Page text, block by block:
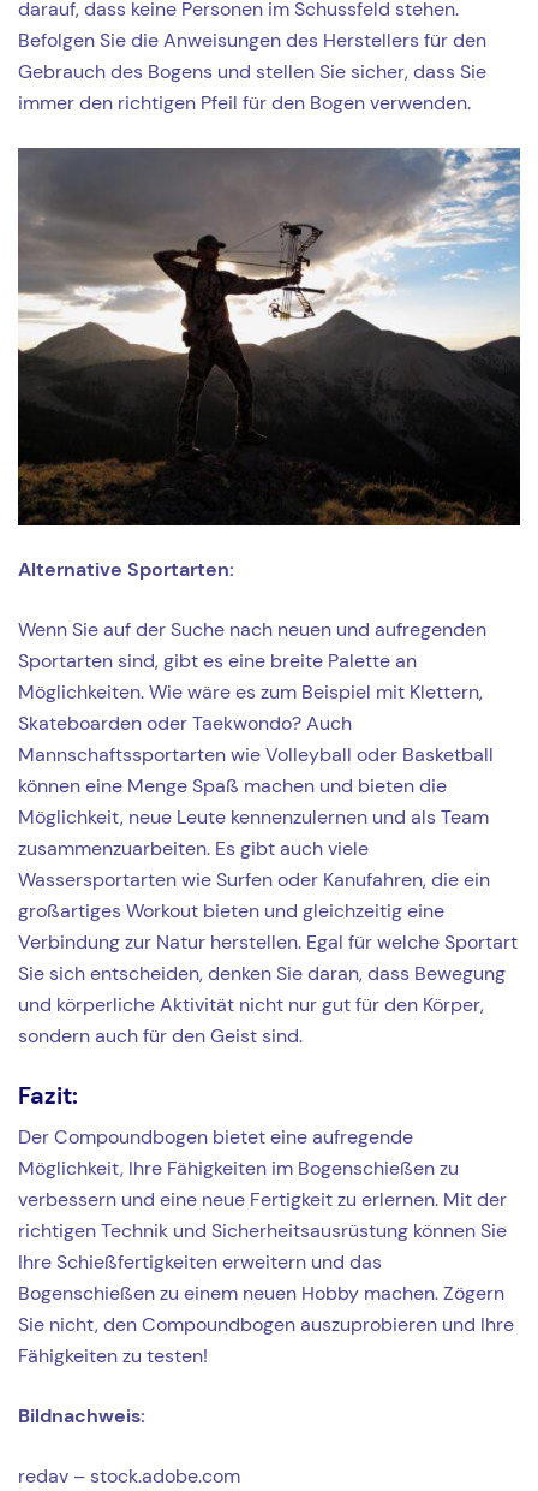
darauf, dass keine Personen im Schussfeld stehen.
Befolgen Sie die Anweisungen des Herstellers für den
Gebrauch des Bogens und stellen Sie sicher, dass Sie
immer den richtigen Pfeil für den Bogen verwenden.
Alternative Sportarten:
Wenn Sie auf der Suche nach neuen und aufregenden
Sportarten sind, gibt es eine breite Palette an
Möglichkeiten. Wie wäre es zum Beispiel mit Klettern,
Skateboarden oder Taekwondo? Auch
Mannschaftssportarten wie Volleyball oder Basketball
können eine Menge Spaß machen und bieten die
Möglichkeit, neue Leute kennenzulernen und als Team
zusammenzuarbeiten. Es gibt auch viele
Wassersportarten wie Surfen oder Kanufahren, die ein
großartiges Workout bieten und gleichzeitig eine
Verbindung zur Natur herstellen. Egal für welche Sportart
Sie sich entscheiden, denken Sie daran, dass Bewegung
und körperliche Aktivität nicht nur gut für den Körper,
sondern auch für den Geist sind.
Fazit:
Der Compoundbogen bietet eine aufregende
Möglichkeit, Ihre Fähigkeiten im Bogenschießen zu
verbessern und eine neue Fertigkeit zu erlernen. Mit der
richtigen Technik und Sicherheitsausrüstung können Sie
Ihre Schießfertigkeiten erweitern und das
Bogenschießen zu einem neuen Hobby machen. Zögern
Sie nicht, den Compoundbogen auszuprobieren und Ihre
Fähigkeiten zu testen!
Bildnachweis:
redav – stock.adobe.com